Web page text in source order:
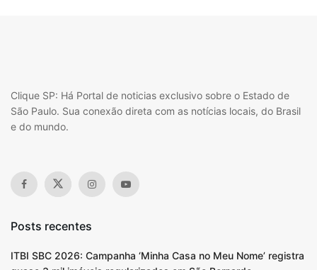
Clique SP: Há Portal de noticias exclusivo sobre o Estado de
São Paulo. Sua conexão direta com as notícias locais, do Brasil
e do mundo.
Posts recentes
ITBI SBC 2026: Campanha ‘Minha Casa no Meu Nome’ registra